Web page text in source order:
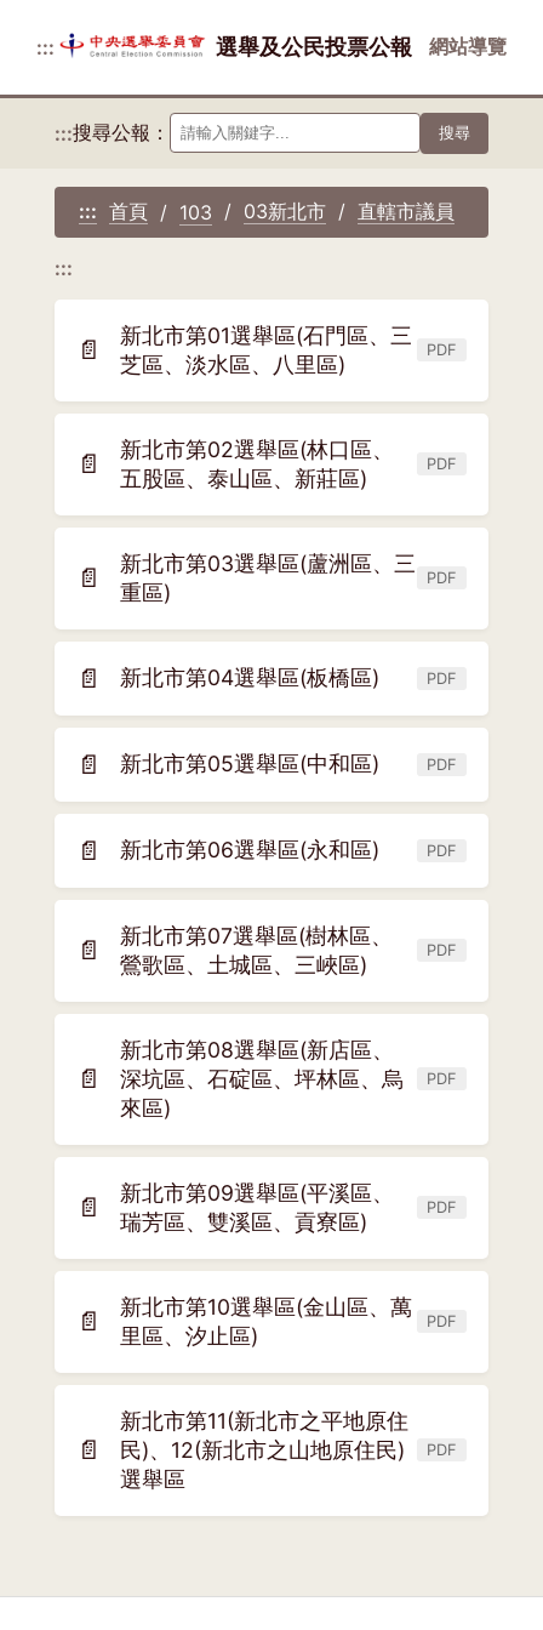
::: 選舉及公民投票公報 網站導覽
:::搜尋公報： 搜尋
::: 首頁 103 03新北市 直轄市議員
:::
📄
新北市第01選舉區(石門區、三
芝區、淡水區、八里區)
PDF
(另
新
視
窗)
📄
新北市第02選舉區(林口區、
五股區、泰山區、新莊區)
PDF
(另
新
視
窗)
📄
新北市第03選舉區(蘆洲區、三
重區)
PDF
(另
新
視
📄 新北市第04選舉區(板橋區) PDF
(另
開
新
視
窗)
📄 新北市第05選舉區(中和區) PDF
(另
開
新
視
窗)
📄 新北市第06選舉區(永和區) PDF
(另
開
視
📄
新北市第07選舉區(樹林區、
鶯歌區、土城區、三峽區)
PDF
(另
新
窗)
📄
新北市第08選舉區(新店區、
深坑區、石碇區、坪林區、烏
來區)
PDF
(另
新
窗)
📄
新北市第09選舉區(平溪區、
瑞芳區、雙溪區、貢寮區)
PDF
(另
新
視
窗)
📄
新北市第10選舉區(金山區、萬
里區、汐止區)
PDF
(另
新
窗)
📄
新北市第11(新北市之平地原住
民)、12(新北市之山地原住民)
選舉區
PDF
(另
新